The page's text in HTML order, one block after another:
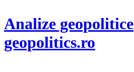
Analize geopolitice
geopolitics.ro